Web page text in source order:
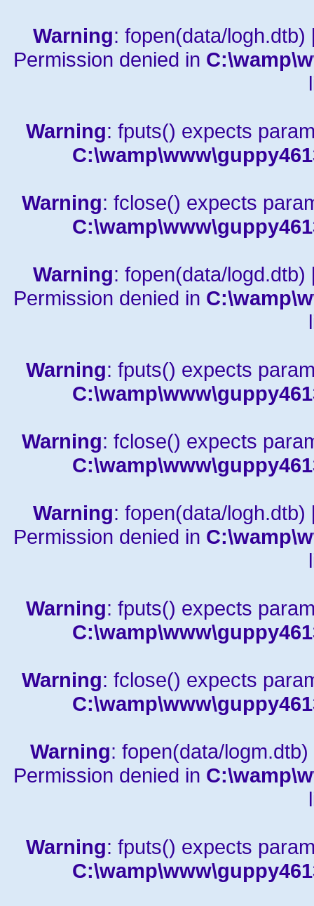
Warning: fopen(data/logh.dtb)
Permission denied in
Warning: fputs() expects
Warning: fclose() expects
Warning: fopen(data/logd.dtb)
Permission denied in
Warning: fputs() expects
Warning: fclose() expects
Warning: fopen(data/logh.dtb)
Permission denied in
Warning: fputs() expects
Warning: fclose() expects
Warning: fopen(data/logm.dtb)
Permission denied in
Warning: fputs() expects